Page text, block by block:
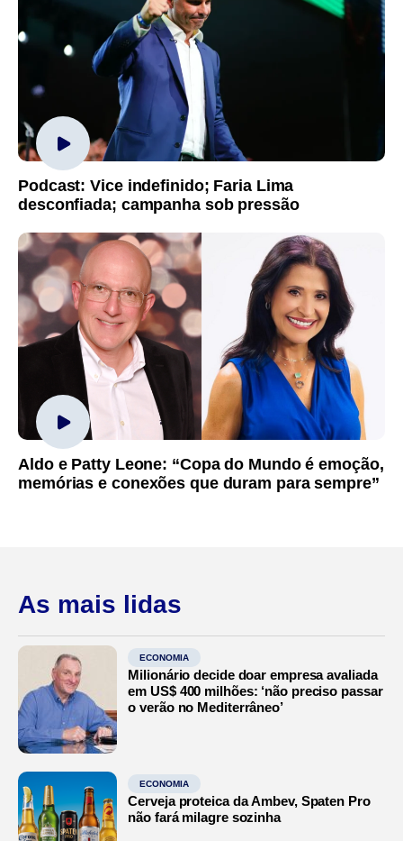
Podcast: Vice indefinido; Faria Lima
desconfiada; campanha sob pressão
Aldo e Patty Leone: “Copa do Mundo é emoção,
memórias e conexões que duram para sempre”
As mais lidas
ECONOMIA
Milionário decide doar empresa avaliada
em US$ 400 milhões: ‘não preciso passar
o verão no Mediterrâneo’
ECONOMIA
Cerveja proteica da Ambev, Spaten Pro
não fará milagre sozinha